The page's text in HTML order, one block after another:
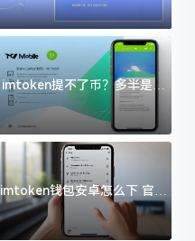
imtoken提不了币？多半是这
几件事没处理好
imtoken钱包安卓怎么下 官方
渠道避坑指南